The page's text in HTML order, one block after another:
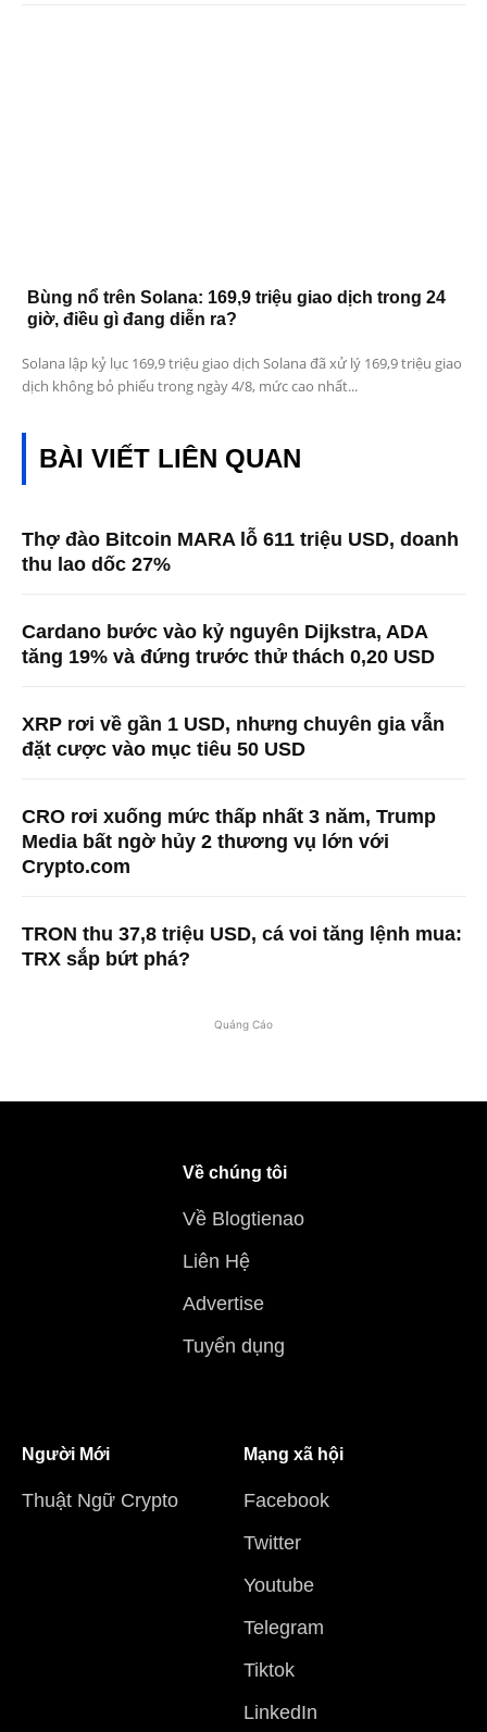
Bùng nổ trên Solana: 169,9 triệu giao dịch trong 24
giờ, điều gì đang diễn ra?
Solana lập kỷ lục 169,9 triệu giao dịch Solana đã xử lý 169,9 triệu giao
dịch không bỏ phiếu trong ngày 4/8, mức cao nhất...
BÀI VIẾT LIÊN QUAN
Thợ đào Bitcoin MARA lỗ 611 triệu USD, doanh
thu lao dốc 27%
Cardano bước vào kỷ nguyên Dijkstra, ADA
tăng 19% và đứng trước thử thách 0,20 USD
XRP rơi về gần 1 USD, nhưng chuyên gia vẫn
đặt cược vào mục tiêu 50 USD
CRO rơi xuống mức thấp nhất 3 năm, Trump
Media bất ngờ hủy 2 thương vụ lớn với
Crypto.com
TRON thu 37,8 triệu USD, cá voi tăng lệnh mua:
TRX sắp bứt phá?
Quảng Cáo
Về chúng tôi
Về Blogtienao
Liên Hệ
Advertise
Tuyển dụng
Người Mới
Thuật Ngữ Crypto
Mạng xã hội
Facebook
Twitter
Youtube
Telegram
Tiktok
LinkedIn